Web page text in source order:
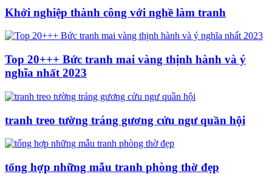
Khởi nghiệp thành công với nghề làm tranh
Top 20+++ Bức tranh mai vàng thịnh hành và ý
nghĩa nhất 2023
tranh treo tường tráng gương cửu ngư quần hội
tổng hợp những mẫu tranh phòng thờ đẹp